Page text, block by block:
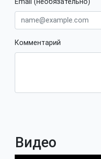
Email (необязательно)
Комментарий
Видео